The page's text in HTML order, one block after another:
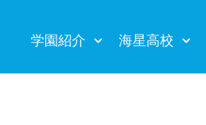
学園紹介 海星高校